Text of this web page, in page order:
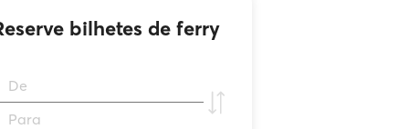
bilhetes de ferry
De
Para